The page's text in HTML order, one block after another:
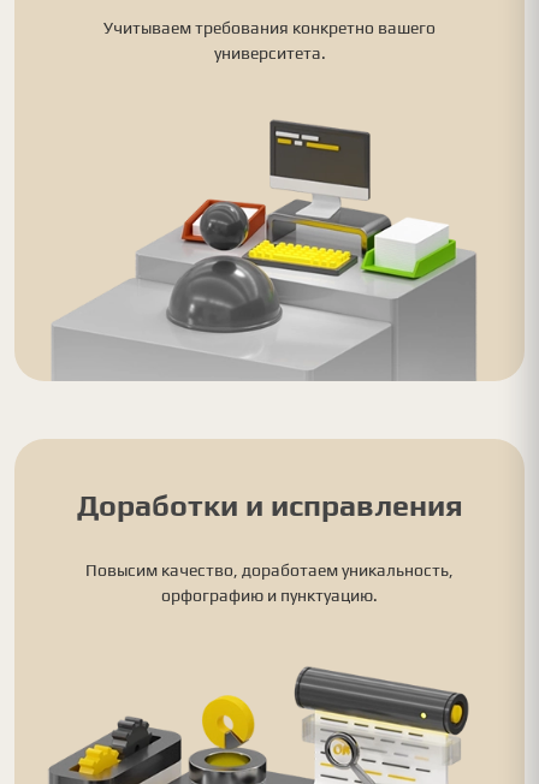
Учитываем требования конкретно вашего
университета.
Доработки и исправления
Повысим качество, доработаем уникальность,
орфографию и пунктуацию.